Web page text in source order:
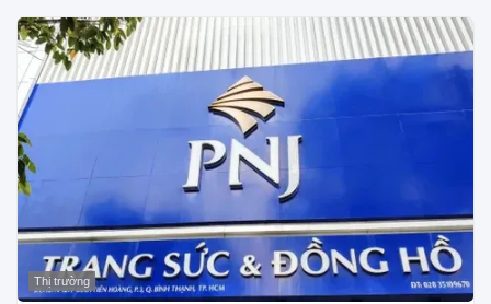
Thị trường